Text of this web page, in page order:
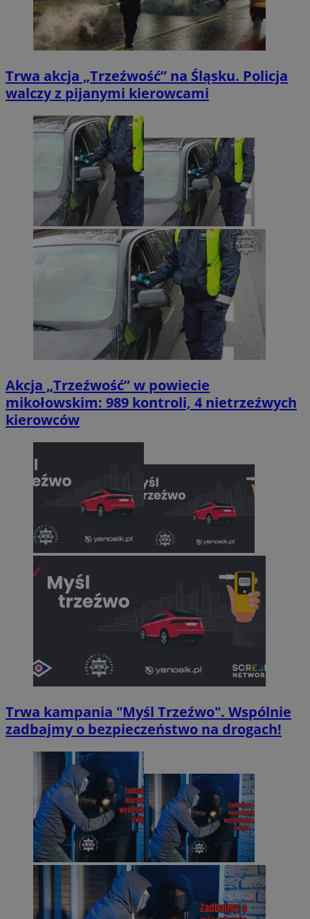
Trwa akcja „Trzeźwość” na Śląsku. Policja
walczy z pijanymi kierowcami
Akcja „Trzeźwość” w powiecie
mikołowskim: 989 kontroli, 4 nietrzeźwych
kierowców
Trwa kampania "Myśl Trzeźwo". Wspólnie
zadbajmy o bezpieczeństwo na drogach!